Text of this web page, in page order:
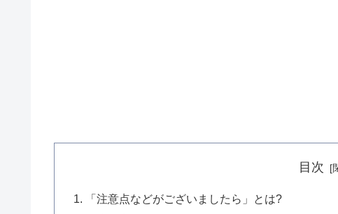
目次
「注意点などがございましたら」とは?